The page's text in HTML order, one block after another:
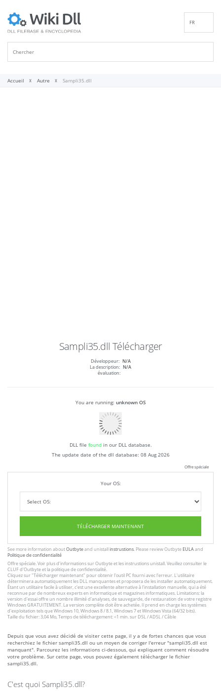
FR
Accueil Autre Sampli35.dll
Sampli35.dll Télécharger
Développeur: N/A
La description: N/A
évaluation:
You are running: unknown OS
DLL file foundin our DLL database.
The update date of the dll database: 08 Aug 2026
Offre spéciale
Your OS:
TÉLÉCHARGER MAINTENANT
See more information aboutOutbyteand unistallinstrustions. Please review Outbyte EULAand
Politique de confidentialité
Offre spéciale. Voir plus d'informations surOutbyteet lesinstrustions unistall. Veuillez consulter le
CLUFd'Outbyte etla politique de confidentialité.
Cliquez sur"Télécharger maintenant" pour obtenir l'outil PC fourni avec l'erreur. L'utilitaire
déterminera automatiquement les DLL manquantes et proposera de les installer automatiquement.
Étant un utilitaire facile à utiliser, c'est une excellente alternative à l'installation manuelle, qui a été
reconnue par de nombreux experts en informatique et magazines informatiques. Limitations: la
version d'essai offre un nombre illimité d'analyses, de sauvegarde, de restauration de votre registre
Windows GRATUITEMENT. La version complète doit être achetée. Il prend en charge les systèmes
d'exploitation tels que Windows 10, Windows 8 / 8.1, Windows 7 et Windows Vista (64/32 bits).
Taille du fichier: 3,04 Mo, Temps de téléchargement: <1 min. sur DSL / ADSL / Câble
Depuis que vous avez décidé de visiter cette page, il y a de fortes chances que vous
recherchiez le fichier sampli35.dll ou un moyen de corriger l'erreur "sampli35.dll est
manquant". Parcourez les informations ci-dessous, qui expliquent comment résoudre
votre problème. Sur cette page, vous pouvez également télécharger le fichier
sampli35.dll.
C'est quoi Sampli35.dll?